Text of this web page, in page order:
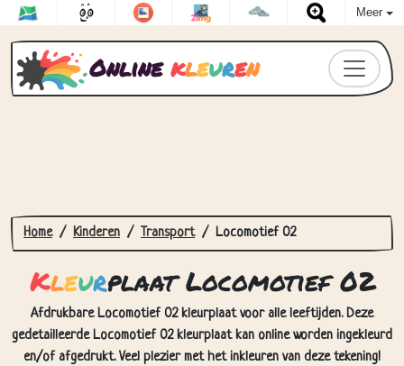
Meer
Online kleuren
Home Kinderen Transport Locomotief 02
Kleurplaat Locomotief 02
Afdrukbare Locomotief 02 kleurplaat voor alle leeftijden. Deze
gedetailleerde Locomotief 02 kleurplaat kan online worden ingekleurd
en/of afgedrukt. Veel plezier met het inkleuren van deze tekening!